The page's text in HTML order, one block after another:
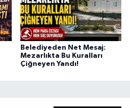
Belediyeden Net Mesaj:
Mezarlıkta Bu Kuralları
Çiğneyen Yandı!